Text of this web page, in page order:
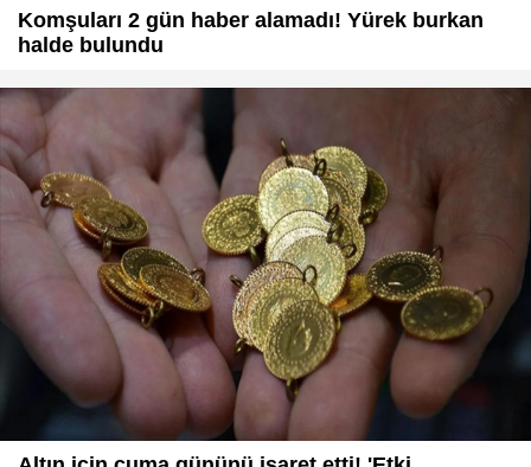
Komşuları 2 gün haber alamadı! Yürek burkan
halde bulundu